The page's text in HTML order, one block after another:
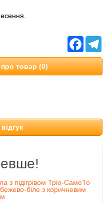
про товар (0)
з підігрівом Тріо-СамеТо
біле з коричневим